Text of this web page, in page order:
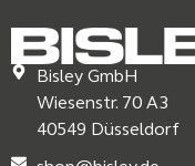
Bisley GmbH
Wiesenstr. 70 A3
40549 Düsseldorf